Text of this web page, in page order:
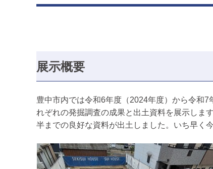
展示概要
豊中市内では令和6年度（2024年度）から令和
れぞれの発掘調査の成果と出土資料を展示しま
半までの良好な資料が出土しました。いち早く